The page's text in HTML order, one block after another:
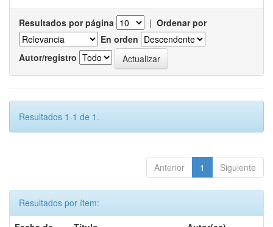
Resultados por página | Ordenar por
En orden
Autor/registro
Resultados 1-1 de 1.
Anterior 1 Siguiente
Resultados por ítem: